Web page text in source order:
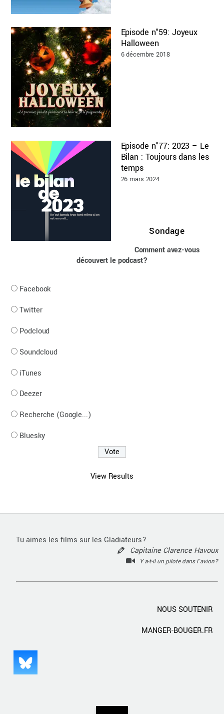
Episode n°59: Joyeux
Halloween
6 décembre 2018
Episode n°77: 2023 – Le
Bilan : Toujours dans les
temps
26 mars 2024
Sondage
Comment avez-vous
découvert le podcast?
Facebook
Twitter
Podcloud
Soundcloud
iTunes
Deezer
Recherche (Google...)
Bluesky
View Results
Tu aimes les films sur les Gladiateurs?
Capitaine Clarence Havoux
Y a-t-il un pilote dans l'avion?
NOUS SOUTENIR
MANGER-BOUGER.FR